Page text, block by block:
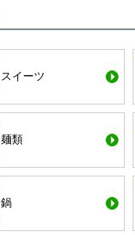
スイーツ
麺類
鍋